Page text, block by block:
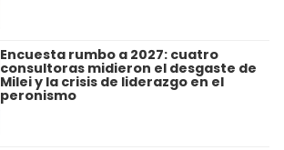
Encuesta rumbo a 2027: cuatro
consultoras midieron el desgaste de
Milei y la crisis de liderazgo en el
peronismo